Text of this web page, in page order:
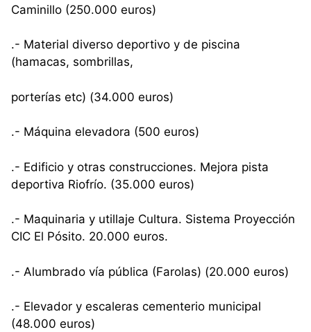
Caminillo (250.000 euros)
.- Material diverso deportivo y de piscina
(hamacas, sombrillas,
porterías etc) (34.000 euros)
.- Máquina elevadora (500 euros)
.- Edificio y otras construcciones. Mejora pista
deportiva Riofrío. (35.000 euros)
.- Maquinaria y utillaje Cultura. Sistema Proyección
CIC El Pósito. 20.000 euros.
.- Alumbrado vía pública (Farolas) (20.000 euros)
.- Elevador y escaleras cementerio municipal
(48.000 euros)